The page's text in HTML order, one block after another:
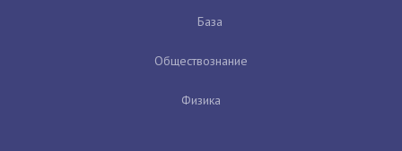
База
Обществознание
Физика